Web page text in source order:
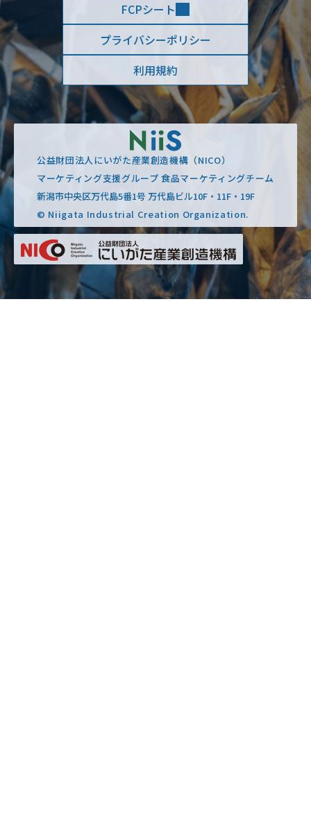
FCPシート
プライバシーポリシー
利用規約
公益財団法人にいがた産業創造機構（NICO）
マーケティング支援グループ 食品マーケティングチーム
新潟市中央区万代島5番1号 万代島ビル10F・11F・19F
© Niigata Industrial Creation Organization.